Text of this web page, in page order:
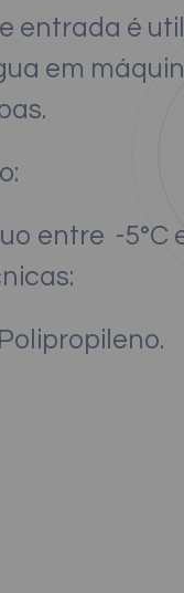
entrada é
em
entre -5°C